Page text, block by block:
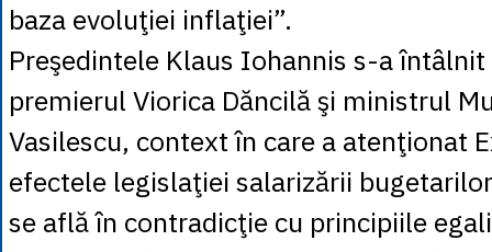
baza evoluţiei inflaţiei”.
Preşedintele Klaus Iohannis s-a
premierul Viorica Dăncilă şi ministrul
Vasilescu, context în care a atenţionat
efectele legislaţiei salarizării
se află în contradicţie cu principiile